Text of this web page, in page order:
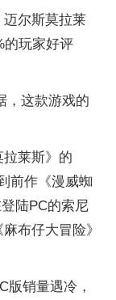
尔斯莫拉莱
的玩家好评
，这款游戏的
莱斯》的
前作《漫威蜘
陆PC的索尼
布仔大冒险》
版销量遇冷，